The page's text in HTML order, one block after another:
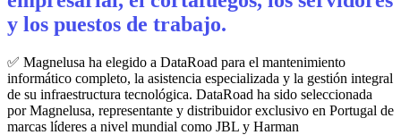
y los puestos de trabajo.
✅ Magnelusa ha elegido a DataRoad para el mantenimiento
informático completo, la asistencia especializada y la gestión integral
de su infraestructura tecnológica. DataRoad ha sido seleccionada
por Magnelusa, representante y distribuidor exclusivo en Portugal de
marcas líderes a nivel mundial como JBL y Harman